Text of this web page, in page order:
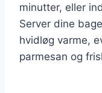
minutter, eller
Server dine
hvidløg varme,
parmesan og